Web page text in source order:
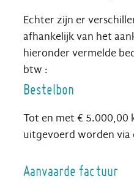
Echter zijn er
afhankelijk van het
hieronder vermelde
btw :
Bestelbon
Tot en met € 5.000,00
uitgevoerd worden via
Aanvaarde factuur